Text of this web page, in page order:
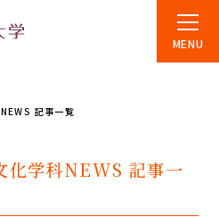
MENU
記事一覧
化学科NEWS 記事一